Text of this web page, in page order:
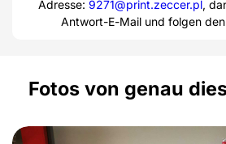
Adresse: 9271@print.zeccer.pl,
Antwort-E-Mail und folgen
Fotos von genau